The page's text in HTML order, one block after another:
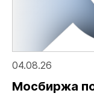
04.08.26
Мосбиржа